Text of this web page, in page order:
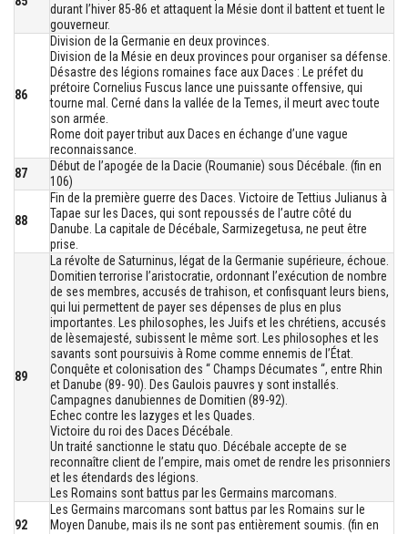
durant l’hiver 85-86 et attaquent la Mésie dont il battent et tuent le
gouverneur.
86
Division de la Germanie en deux provinces.
Division de la Mésie en deux provinces pour organiser sa défense.
Désastre des légions romaines face aux Daces : Le préfet du
prétoire Cornelius Fuscus lance une puissante offensive, qui
tourne mal. Cerné dans la vallée de la Temes, il meurt avec toute
son armée.
Rome doit payer tribut aux Daces en échange d’une vague
reconnaissance.
87
Début de l’apogée de la Dacie (Roumanie) sous Décébale. (fin en
106)
88
Fin de la première guerre des Daces. Victoire de Tettius Julianus à
Tapae sur les Daces, qui sont repoussés de l’autre côté du
Danube. La capitale de Décébale, Sarmizegetusa, ne peut être
prise.
89
La révolte de Saturninus, légat de la Germanie supérieure, échoue.
Domitien terrorise l’aristocratie, ordonnant l’exécution de nombre
de ses membres, accusés de trahison, et confisquant leurs biens,
qui lui permettent de payer ses dépenses de plus en plus
importantes. Les philosophes, les Juifs et les chrétiens, accusés
de lèsemajesté, subissent le même sort. Les philosophes et les
savants sont poursuivis à Rome comme ennemis de l’État.
Conquête et colonisation des “ Champs Décumates “, entre Rhin
et Danube (89- 90). Des Gaulois pauvres y sont installés.
Campagnes danubiennes de Domitien (89-92).
Echec contre les Iazyges et les Quades.
Victoire du roi des Daces Décébale.
Un traité sanctionne le statu quo. Décébale accepte de se
reconnaître client de l’empire, mais omet de rendre les prisonniers
et les étendards des légions.
Les Romains sont battus par les Germains marcomans.
92
Les Germains marcomans sont battus par les Romains sur le
Moyen Danube, mais ils ne sont pas entièrement soumis. (fin en